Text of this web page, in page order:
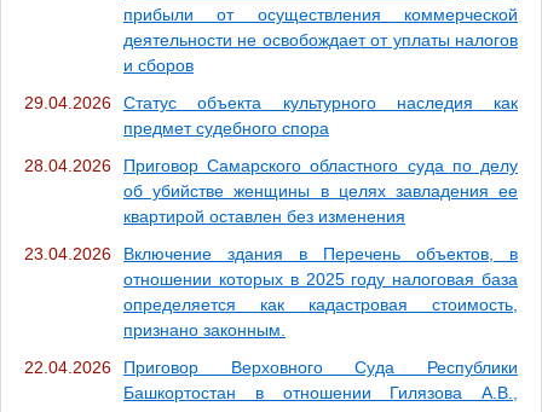
прибыли от осуществления коммерческой
деятельности не освобождает от уплаты налогов
и сборов
29.04.2026
Статус объекта культурного наследия как
предмет судебного спора
28.04.2026
Приговор Самарского областного суда по делу
об убийстве женщины в целях завладения ее
квартирой оставлен без изменения
23.04.2026
Включение здания в Перечень объектов, в
отношении которых в 2025 году налоговая база
определяется как кадастровая стоимость,
признано законным.
22.04.2026
Приговор Верховного Суда Республики
Башкортостан в отношении Гилязова А.В.,